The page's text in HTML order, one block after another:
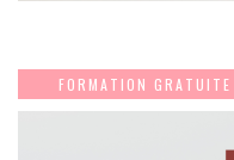
FORMATION